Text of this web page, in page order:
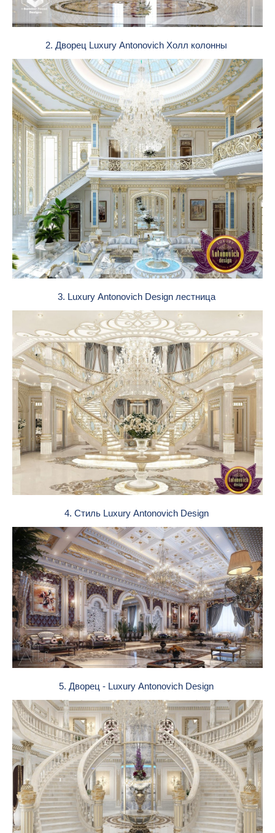
2. Дворец Luxury Antonovich Холл колонны
3. Luxury Antonovich Design лестница
4. Стиль Luxury Antonovich Design
5. Дворец - Luxury Antonovich Design